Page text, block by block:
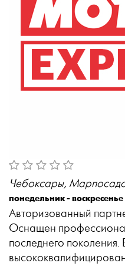
Чебоксары,
понедельник - воскресенье
Авторизованный
Оснащен
последнего